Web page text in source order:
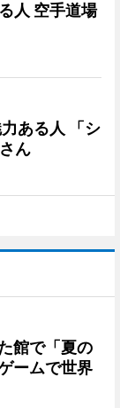
人 空手道場
ある人 「シ
ん
館で「夏の
ームで世界